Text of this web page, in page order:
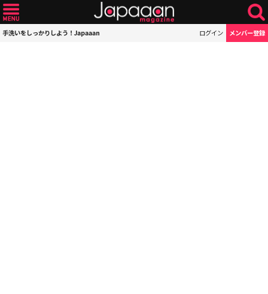
手洗いをしっかりしよう！Japaaan ログイン メンバー登録